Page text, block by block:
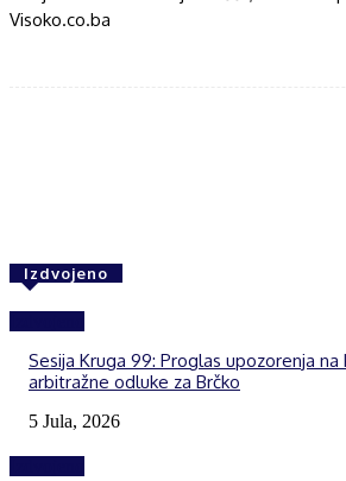
Visoko.co.ba
Izdvojeno
Sesija Kruga 99: Proglas upozorenja na
arbitražne odluke za Brčko
5 Jula, 2026